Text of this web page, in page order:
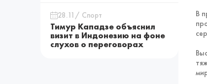
28.11/ Спорт
Тимур Кападзе объяснил
визит в Индонезию на фоне
слухов о переговорах
В